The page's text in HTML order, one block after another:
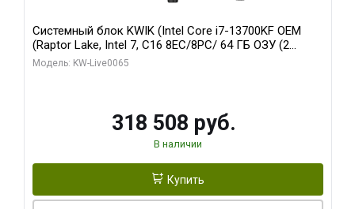
Системный блок KWIK (Intel Core i7-13700KF OEM
(Raptor Lake, Intel 7, C16 8EC/8PC/ 64 ГБ ОЗУ (2
модуля)/ ASUS RTX5080 PROART OC 16GB GDDR7
Модель: KW-Live0065
318 508 руб.
В наличии
Купить